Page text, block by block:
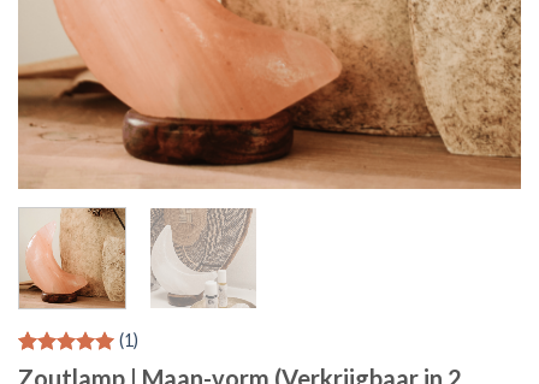
Gewaardeerd
1
(1)
Zoutlamp | Maan-vorm (Verkrijgbaar in 2